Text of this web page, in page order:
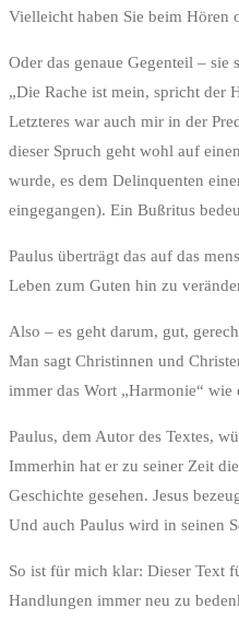
Vielleicht haben Sie beim Hören
Oder das genaue Gegenteil – sie
„Die Rache ist mein, spricht der
Letzteres war auch mir in der
dieser Spruch geht wohl auf
wurde, es dem Delinquenten
eingegangen). Ein Bußritus
Paulus überträgt das auf das
Leben zum Guten hin zu
Also – es geht darum, gut,
Man sagt Christinnen und
immer das Wort „Harmonie“
Paulus, dem Autor des Textes,
Immerhin hat er zu seiner Zeit
Geschichte gesehen. Jesus
Und auch Paulus wird in seinen
So ist für mich klar: Dieser Text
Handlungen immer neu zu